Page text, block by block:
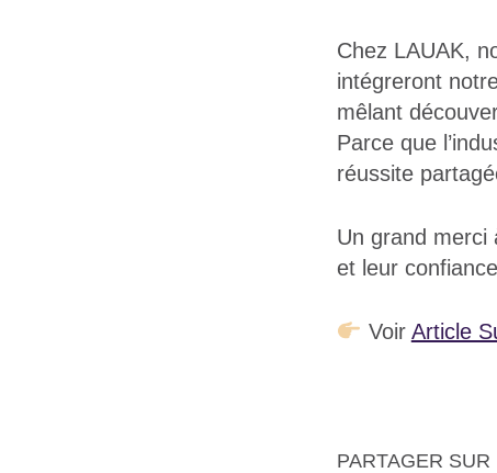
Chez LAUAK,
intégreront
mêlant
Parce que
réussite
Un grand merci
et leur
Voir Article
PARTAGER SUR